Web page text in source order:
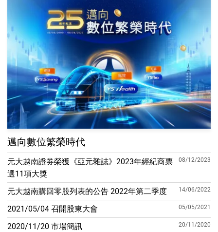
邁向數位繁榮時代
元大越南證券榮獲《亞元雜誌》2023年經紀商票
選11項大獎
08/12/2023
元大越南購回零股列表的公告 2022年第二季度 14/06/2022
2021/05/04 召開股東大會 05/05/2021
2020/11/20 市場簡訊 20/11/2020